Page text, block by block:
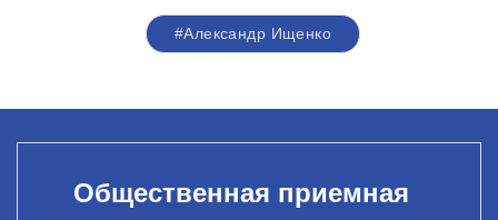
#Александр Ищенко
Общественная приемная